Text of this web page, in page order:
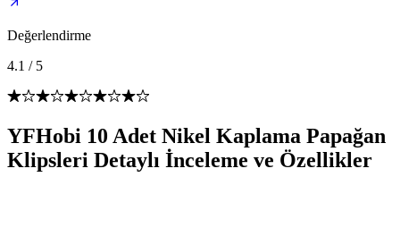
Değerlendirme
4.1 / 5
YFHobi 10 Adet Nikel Kaplama Papağan
Klipsleri Detaylı İnceleme ve Özellikler